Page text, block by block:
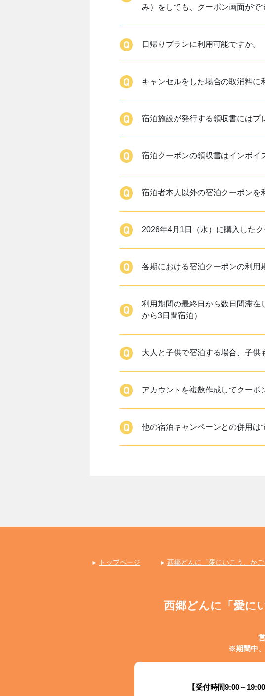
み）をしても、クーポン画面がで
日帰りプランに利用可能ですか。
キャンセルをした場合の取消料に
宿泊施設が発行する領収書にはプ
宿泊クーポンの領収書はインボイ
宿泊者本人以外の宿泊クーポンを
2026年4月1日（水）に購入した
各期における宿泊クーポンの利用
利用期間の最終日から数日間滞在
から3日間宿泊）
大人と子供で宿泊する場合、子供
アカウントを複数作成してクーポ
他の宿泊キャンペーンとの併用は
トップページ 西郷どんに「愛にいこう、か
西郷どんに「愛に
※期間中
【受付時間9:00～